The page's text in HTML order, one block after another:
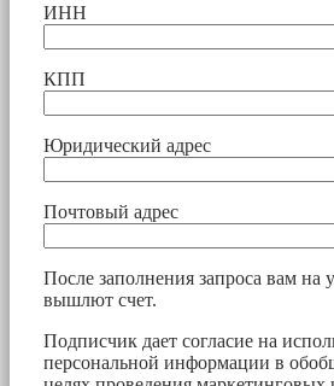
ИНН
КПП
Юридический адрес
Почтовый адрес
После заполнения запроса вам на
вышлют счет.
Подписчик дает согласие на
персональной информации в